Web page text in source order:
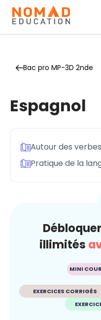
Bac pro MP-3D 2nde
Espagnol
Autour des
Pratique de la
illimités
MINI
EXERCICES CORRIGÉS